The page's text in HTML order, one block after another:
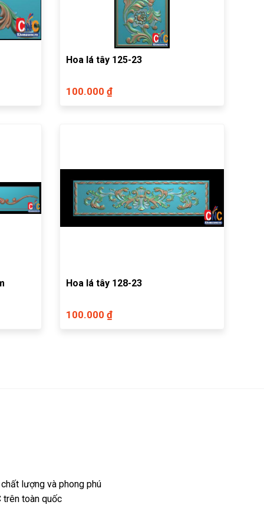
Hoa lá tây 125-23
100.000 ₫
Hoa lá tây 128-23
100.000 ₫
lượng và phong phú
trên toàn quốc